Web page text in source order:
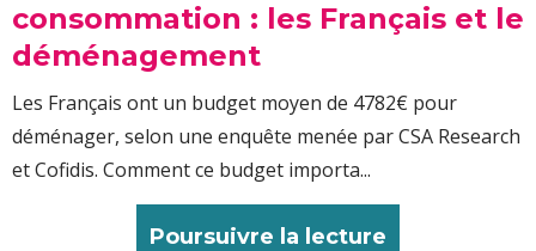
consommation : les Français et le
déménagement
Les Français ont un budget moyen de 4782€ pour
déménager, selon une enquête menée par CSA Research
et Cofidis. Comment ce budget importa...
Poursuivre la lecture